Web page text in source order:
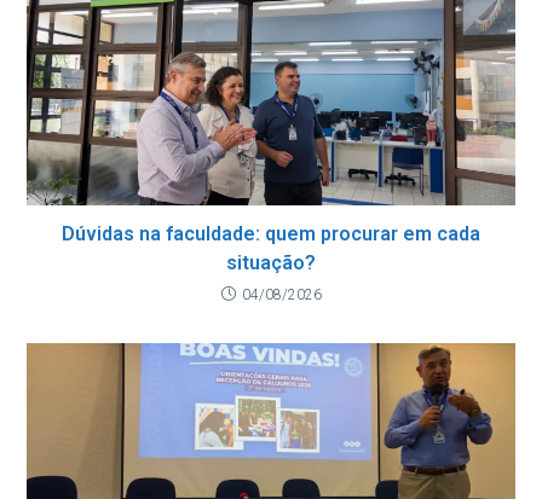
Dúvidas na faculdade: quem procurar em cada
situação?
04/08/2026